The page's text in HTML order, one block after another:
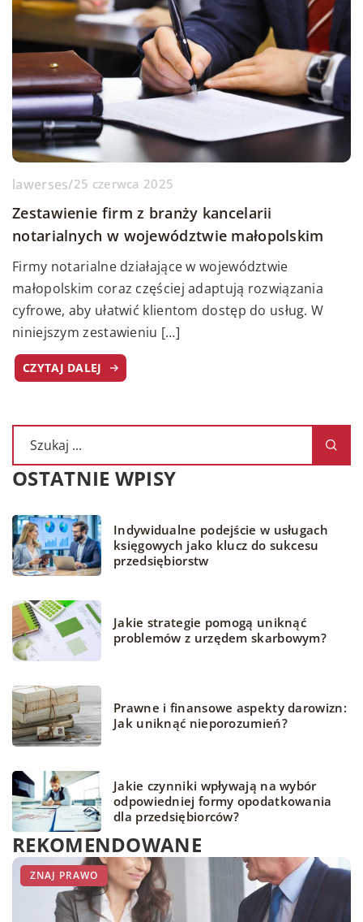
lawerses/25 czerwca 2025
Zestawienie firm z branży kancelarii
notarialnych w województwie małopolskim
Firmy notarialne działające w województwie
małopolskim coraz częściej adaptują rozwiązania
cyfrowe, aby ułatwić klientom dostęp do usług. W
niniejszym zestawieniu […]
CZYTAJ DALEJ
OSTATNIE WPISY
Indywidualne podejście w usługach
księgowych jako klucz do sukcesu
przedsiębiorstw
Jakie strategie pomogą uniknąć
problemów z urzędem skarbowym?
Prawne i finansowe aspekty darowizn:
Jak uniknąć nieporozumień?
Jakie czynniki wpływają na wybór
odpowiedniej formy opodatkowania
dla przedsiębiorców?
REKOMENDOWANE
BIZNES
BIZNES
ZNAJ PRAWO